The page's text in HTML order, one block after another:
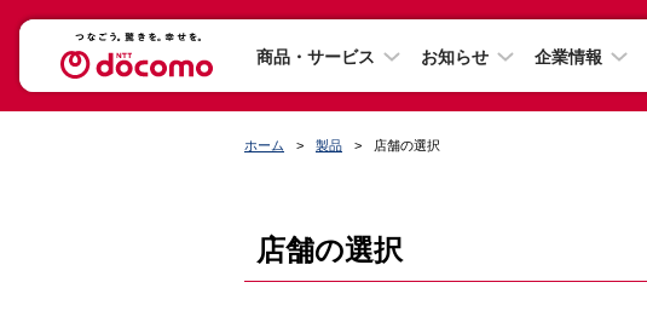
商品・サービス お知らせ 企業情報
ホーム 製品 店舗の選択
店舗の選択